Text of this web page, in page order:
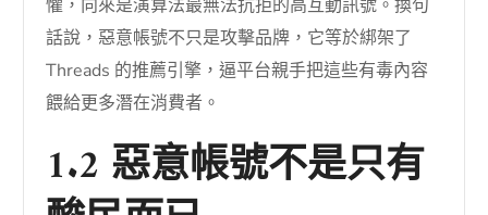
懼，向來是演算法最無法抗拒的高互動訊號。換句
話說，惡意帳號不只是攻擊品牌，它等於綁架了
Threads 的推薦引擎，逼平台親手把這些有毒內容
餵給更多潛在消費者。
1.2 惡意帳號不是只有